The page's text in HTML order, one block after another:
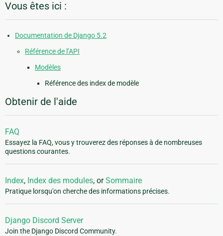
Vous êtes ici :
Documentation de Django 5.2
Référence de l’API
Modèles
Référence des index de modèle
Obtenir de l'aide
FAQ
Essayez la FAQ, vous y trouverez des réponses à de nombreuses
questions courantes.
Index, Index des modules, orSommaire
Pratique lorsqu'on cherche des informations précises.
Django Discord Server
Join the Django Discord Community.